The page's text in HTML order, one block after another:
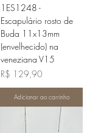
1ES1248 -
Escapulário rosto de
Buda 11x13mm
(envelhecido) na
veneziana V15
Preço
R$ 129,90
Adicionar ao carrinho